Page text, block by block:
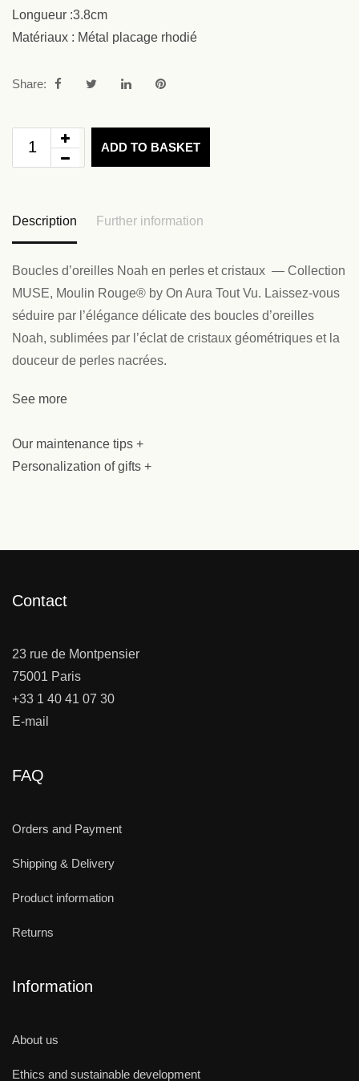
Longueur :3.8cm
Matériaux : Métal placage rhodié
Share:
ADD TO BASKET
Description Further information
Boucles d’oreilles Noah en perles et cristaux — Collection
MUSE, Moulin Rouge® by On Aura Tout Vu. Laissez-vous
séduire par l’élégance délicate des boucles d’oreilles
Noah, sublimées par l’éclat de cristaux géométriques et la
douceur de perles nacrées.
See more
Our maintenance tips +
Personalization of gifts +
Contact
23 rue de Montpensier
75001 Paris
+33 1 40 41 07 30
E-mail
FAQ
Orders and Payment
Shipping & Delivery
Product information
Returns
Information
About us
Ethics and sustainable development